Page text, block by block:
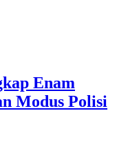
Enam
Modus Polisi